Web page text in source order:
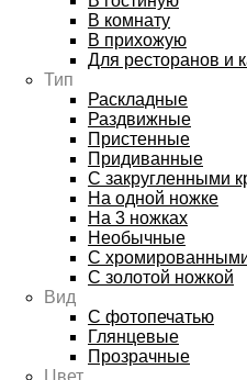
В комнату
В прихожую
Для ресторанов и
Тип
Раскладные
Раздвижные
Пристенные
Придиванные
С закругленными
На одной ножке
На 3 ножках
Необычные
С
С золотой ножкой
Вид
С фотопечатью
Глянцевые
Прозрачные